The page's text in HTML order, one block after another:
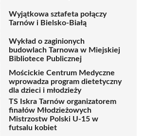
Wyjątkowa sztafeta połączy
Tarnów i Bielsko-Białą
Wykład o zaginionych
budowlach Tarnowa w Miejskiej
Bibliotece Publicznej
Mościckie Centrum Medyczne
wprowadza program dietetyczny
dla dzieci i młodzieży
TS Iskra Tarnów organizatorem
finałów Młodzieżowych
Mistrzostw Polski U-15 w
futsalu kobiet